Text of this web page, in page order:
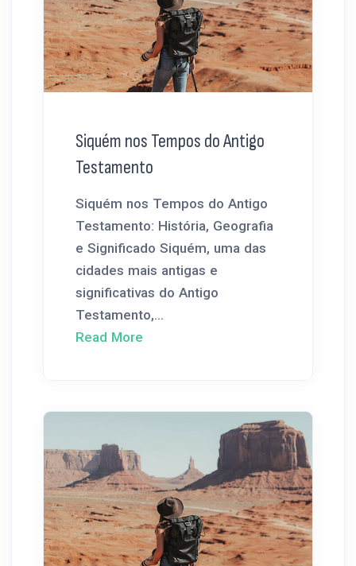
Siquém nos Tempos do Antigo
Testamento
Siquém nos Tempos do Antigo
Testamento: História, Geografia
e Significado Siquém, uma das
cidades mais antigas e
significativas do Antigo
Testamento,...
Read More